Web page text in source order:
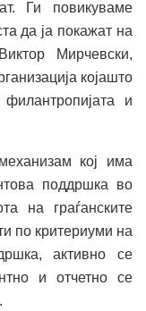
Ги повикуваме
да ја покажат на
Мирчевски,
којашто
и
кој има
поддршка во
на граѓанските
по критериуми на
активно се
и отчетно се